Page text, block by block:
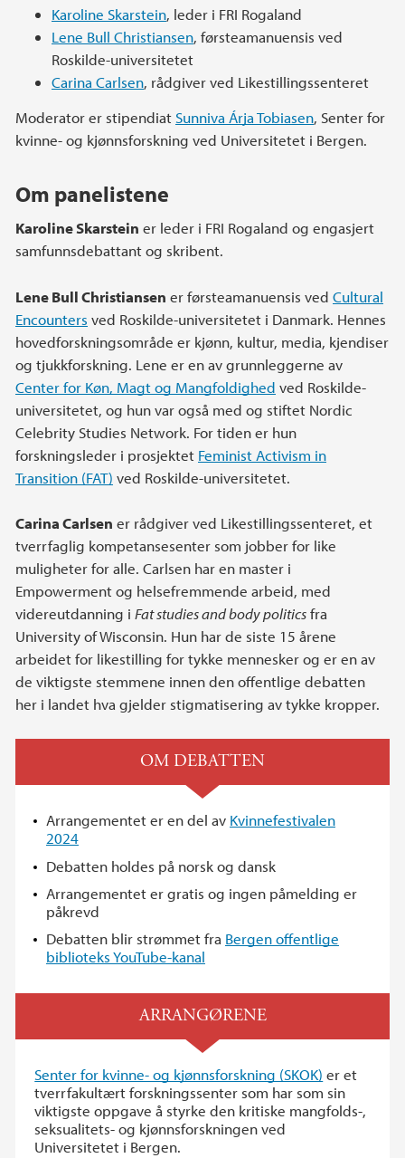
Karoline Skarstein, leder i FRI Rogaland
Lene Bull Christiansen, førsteamanuensis ved
Roskilde-universitetet
Carina Carlsen, rådgiver ved Likestillingssenteret
Moderator er stipendiat Sunniva Árja Tobiasen, Senter for
kvinne- og kjønnsforskning ved Universitetet i Bergen.
Om panelistene
Karoline Skarstein er leder i FRI Rogaland og engasjert
samfunnsdebattant og skribent.
Lene Bull Christiansen er førsteamanuensis ved Cultural
Encounters ved Roskilde-universitetet i Danmark. Hennes
hovedforskningsområde er kjønn, kultur, media, kjendiser
og tjukkforskning. Lene er en av grunnleggerne av
Center for Køn, Magt og Mangfoldighed ved Roskilde-
universitetet, og hun var også med og stiftet Nordic
Celebrity Studies Network. For tiden er hun
forskningsleder i prosjektet Feminist Activism in
Transition (FAT) ved Roskilde-universitetet.
Carina Carlsen er rådgiver ved Likestillingssenteret, et
tverrfaglig kompetansesenter som jobber for like
muligheter for alle. Carlsen har en master i
Empowerment og helsefremmende arbeid, med
videreutdanning i Fat studies and body politicsfra
University of Wisconsin. Hun har de siste 15 årene
arbeidet for likestilling for tykke mennesker og er en av
de viktigste stemmene innen den offentlige debatten
her i landet hva gjelder stigmatisering av tykke kropper.
OM DEBATTEN
Arrangementet er en del av Kvinnefestivalen
2024
Debatten holdes på norsk og dansk
Arrangementet er gratis og ingen påmelding er
påkrevd
Debatten blir strømmet fra Bergen offentlige
biblioteks YouTube-kanal
ARRANGØRENE
Senter for kvinne- og kjønnsforskning (SKOK) er et
tverrfakultært forskningssenter som har som sin
viktigste oppgave å styrke den kritiske mangfolds-,
seksualitets- og kjønnsforskningen ved
Universitetet i Bergen.